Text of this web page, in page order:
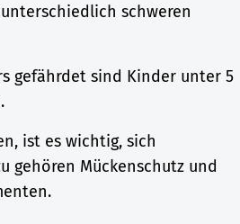
schweren
gefährdet sind Kinder unter 5
ist es wichtig, sich
gehören Mückenschutz und